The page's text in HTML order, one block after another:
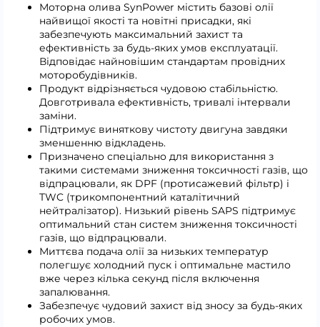
Моторна олива SynPower містить базові олії
найвищої якості та новітні присадки, які
забезпечують максимальний захист та
ефективність за будь-яких умов експлуатації.
Відповідає найновішим стандартам провідних
моторобудівників.
Продукт відрізняється чудовою стабільністю.
Довготривала ефективність, тривалі інтервали
заміни.
Підтримує виняткову чистоту двигуна завдяки
зменшенню відкладень.
Призначено спеціально для використання з
такими системами зниження токсичності газів, що
відпрацювали, як DPF (протисажевий фільтр) і
TWC (трикомпонентний каталітичний
нейтралізатор). Низький рівень SAPS підтримує
оптимальний стан систем зниження токсичності
газів, що відпрацювали.
Миттєва подача олії за низьких температур
полегшує холодний пуск і оптимальне мастило
вже через кілька секунд після включення
запалювання.
Забезпечує чудовий захист від зносу за будь-яких
робочих умов.